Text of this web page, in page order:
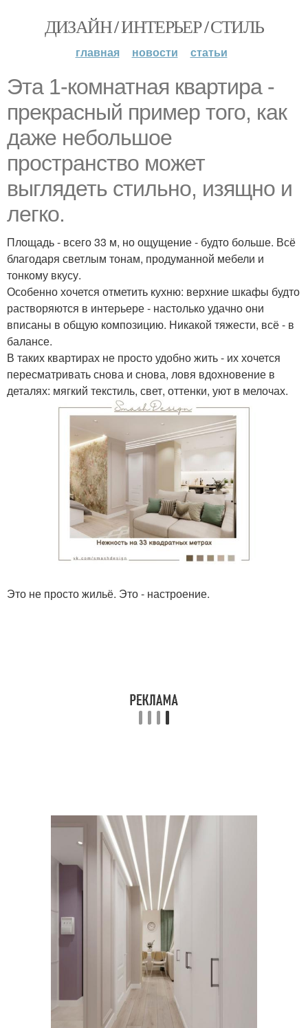
ДИЗАЙН / ИНТЕРЬЕР / СТИЛЬ
главная новости статьи
Эта 1-комнатная квартира -
прекрасный пример того, как
даже небольшое
пространство может
выглядеть стильно, изящно и
легко.
Площадь - всего 33 м, но ощущение - будто больше. Всё
благодаря светлым тонам, продуманной мебели и
тонкому вкусу.
Особенно хочется отметить кухню: верхние шкафы будто
растворяются в интерьере - настолько удачно они
вписаны в общую композицию. Никакой тяжести, всё - в
балансе.
В таких квартирах не просто удобно жить - их хочется
пересматривать снова и снова, ловя вдохновение в
деталях: мягкий текстиль, свет, оттенки, уют в мелочах.
Это не просто жильё. Это - настроение.